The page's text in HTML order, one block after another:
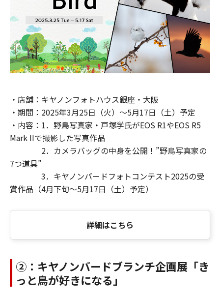
・店舗：キヤノンフォトハウス銀座・大阪
・期間：2025年3月25日（火）～5月17日（土）予定
・内容：1．野鳥写真家・戸塚学氏がEOS R1やEOS R5
Mark IIで撮影した写真作品
2．カメラバッグの中身を公開！”野鳥写真家の
7つ道具”
3．キヤノンバードフォトコンテスト2025の受
賞作品（4月下旬～5月17日（土）予定）
詳細はこちら
②：キヤノンバードブランチ企画展「き
っと鳥が好きになる」